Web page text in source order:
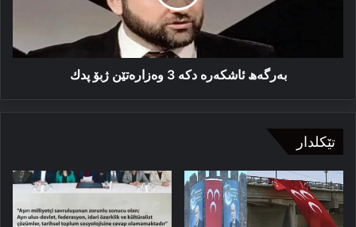
بەرگەھ ئاشكەرە دكە 3 وەزارەتێن ژبۆ پدك
تێکلدار